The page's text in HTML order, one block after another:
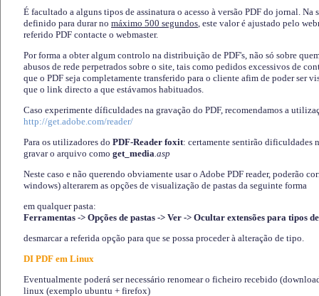
É facultado a alguns tipos de assinatura o acesso à versão PDF do jornal. Na
definido para durar no máximo 500 segundos, este valor é ajustado pelo
referido PDF contacte o webmaster.
Por forma a obter algum controlo na distribuição de PDF's, não só sobre
abusos de rede perpetrados sobre o site, tais como pedidos excessivos de
que o PDF seja completamente transferido para o cliente afim de poder ser
que o link directo a que estávamos habituados.
Caso experimente díficuldades na gravação do PDF, recomendamos a
http://get.adobe.com/reader/
Para os utilizadores do PDF-Reader foxit: certamente sentirão dificuldades
gravar o arquivo como get_media.asp
Neste caso e não querendo obviamente usar o Adobe PDF reader, poderão
windows) alterarem as opções de visualização de pastas da seguinte forma
em qualquer pasta:
Ferramentas -> Opções de pastas -> Ver -> Ocultar extensões para tipos
desmarcar a referida opção para que se possa proceder à alteração de tipo.
DI PDF em Linux
Eventualmente poderá ser necessário renomear o ficheiro recebido
linux (exemplo ubuntu + firefox)